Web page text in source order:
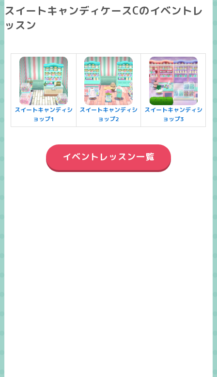
スイートキャンディケースCのイベントレ
ッスン
スイートキャンディシ
ョップ1
スイートキャンディシ
ョップ2
スイートキャンディシ
ョップ3
イベントレッスン一覧